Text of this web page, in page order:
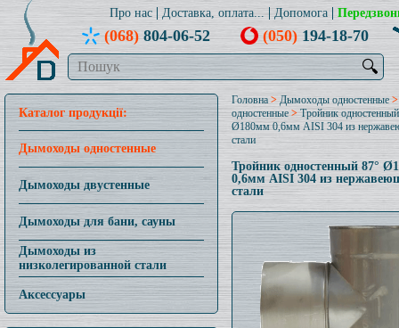
Про нас Доставка, оплата... Допомога
(068)804-06-52 (050)194-18-70
🔍
Каталог продукції:
Дымоходы одностенные
Дымоходы двустенные
Дымоходы для бани, сауны
Дымоходы из
низколегированной стали
Аксессуары
Головна > Дымоходы одностенные
одностенные >Тройник
Ø180мм 0,6мм AISI 304 из
стали
Тройник одностенный 87°
0,6мм AISI 304 из
стали